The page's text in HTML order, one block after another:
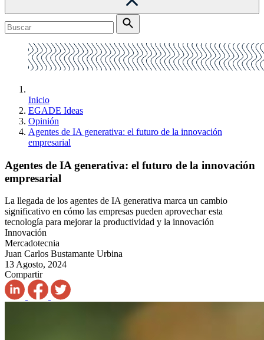
Inicio
EGADE Ideas
Opinión
Agentes de IA generativa: el futuro de la innovación
empresarial
Agentes de IA generativa: el futuro de la innovación
empresarial
La llegada de los agentes de IA generativa marca un cambio
significativo en cómo las empresas pueden aprovechar esta
tecnología para mejorar la productividad y la innovación
Innovación
Mercadotecnia
Juan Carlos Bustamante Urbina
13 Agosto, 2024
Compartir